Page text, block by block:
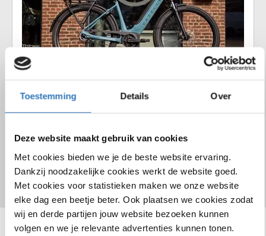
Toestemming Details Over
Deze website maakt gebruik van cookies
Met cookies bieden we je de beste website ervaring.
Dankzij noodzakelijke cookies werkt de website goed.
Met cookies voor statistieken maken we onze website
elke dag een beetje beter. Ook plaatsen we cookies zodat
wij en derde partijen jouw website bezoeken kunnen
volgen en we je relevante advertenties kunnen tonen.
Fietslease
Voor een vast bedrag per maand rij jij zorgeloos op jouw
droomfiets. Vraag ons naar de mogelijkheden.
Fiets inruilen vervangfiets